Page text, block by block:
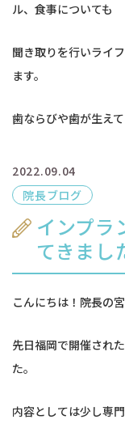
ル、食事についても
聞き取りを行いライ
ます。
歯ならびや歯が生え
2022.09.04
院長ブログ
インプラ
てきまし
こんにちは！院長の宮
先日福岡で開催され
た。
内容としては少し専